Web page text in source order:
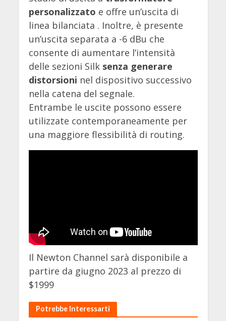
personalizzato e offre un’uscita di
linea bilanciata . Inoltre, è presente
un’uscita separata a -6 dBu che
consente di aumentare l’intensità
delle sezioni Silk senza generare
distorsioni nel dispositivo successivo
nella catena del segnale.
Entrambe le uscite possono essere
utilizzate contemporaneamente per
una maggiore flessibilità di routing.
Il Newton Channel sarà disponibile a
partire da giugno 2023 al prezzo di
$1999
Potrebbe Interessarti